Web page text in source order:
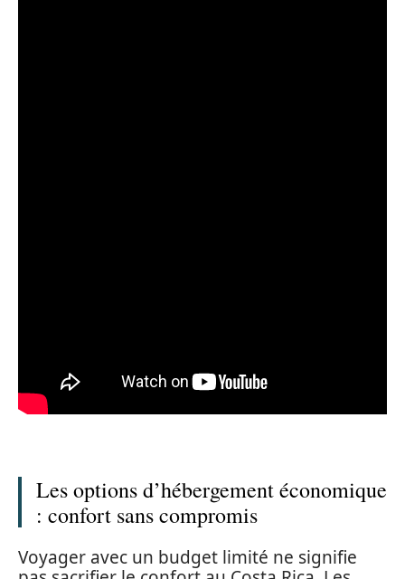
Les options d’hébergement économique
: confort sans compromis
Voyager avec un budget limité ne signifie